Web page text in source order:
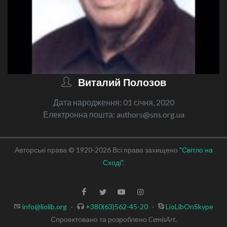
Виталий Полозов
Дата народження: 01 січня, 2020
Електронна пошта: authors@sns.org.ua
Авторські права © 1920-2026 Всі права захищено "Світло на
Сході".
info@liolib.org · +380(63)562-45-20 ·
LioLibOnSkype
Спроектовано та розроблено CemisArt.